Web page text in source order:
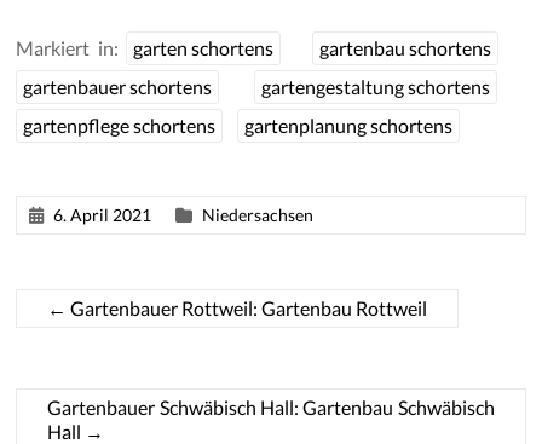
Markiert in: garten schortens
gartenbau schortens
gartenbauer schortens
gartengestaltung schortens
gartenpflege schortens
gartenplanung schortens
6. April 2021 Niedersachsen
← Gartenbauer Rottweil: Gartenbau Rottweil
Gartenbauer Schwäbisch Hall: Gartenbau Schwäbisch
Hall →